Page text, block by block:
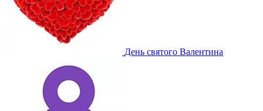
День святого Валентина